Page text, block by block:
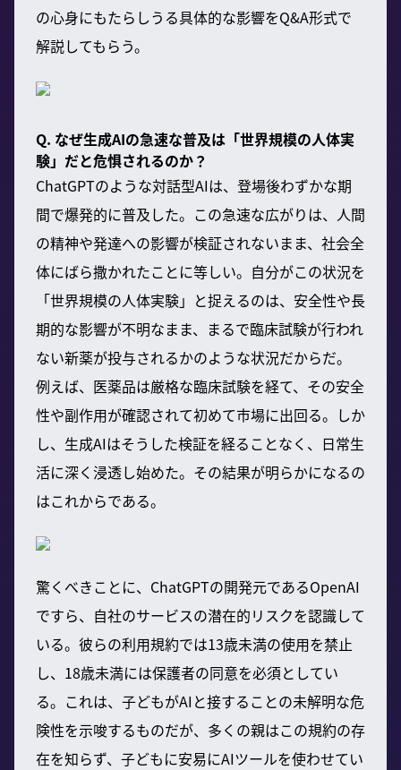
の心身にもたらしうる具体的な影響をQ&A形式で
解説してもらう。
Q. なぜ生成AIの急速な普及は「世界規模の人体実
験」だと危惧されるのか？
ChatGPTのような対話型AIは、登場後わずかな期
間で爆発的に普及した。この急速な広がりは、人間
の精神や発達への影響が検証されないまま、社会全
体にばら撒かれたことに等しい。自分がこの状況を
「世界規模の人体実験」と捉えるのは、安全性や長
期的な影響が不明なまま、まるで臨床試験が行われ
ない新薬が投与されるかのような状況だからだ。
例えば、医薬品は厳格な臨床試験を経て、その安全
性や副作用が確認されて初めて市場に出回る。しか
し、生成AIはそうした検証を経ることなく、日常生
活に深く浸透し始めた。その結果が明らかになるの
はこれからである。
驚くべきことに、ChatGPTの開発元であるOpenAI
ですら、自社のサービスの潜在的リスクを認識して
いる。彼らの利用規約では13歳未満の使用を禁止
し、18歳未満には保護者の同意を必須としてい
る。これは、子どもがAIと接することの未解明な危
険性を示唆するものだが、多くの親はこの規約の存
在を知らず、子どもに安易にAIツールを使わせてい